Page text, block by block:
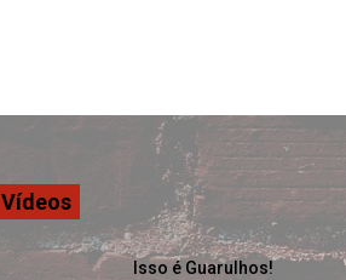
Vídeos
Isso é Guarulhos!